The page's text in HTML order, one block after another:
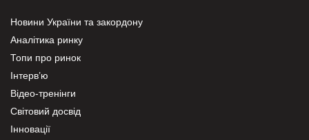
Новини України та закордону
Аналітика ринку
Топи про ринок
Інтерв’ю
Відео-тренінги
Світовий досвід
Інновації